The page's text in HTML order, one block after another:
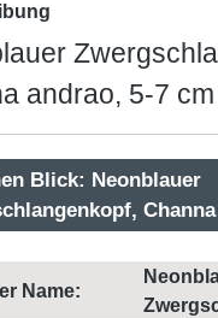
andrao, 5-7 cm
Blick: Neonblauer
Name: